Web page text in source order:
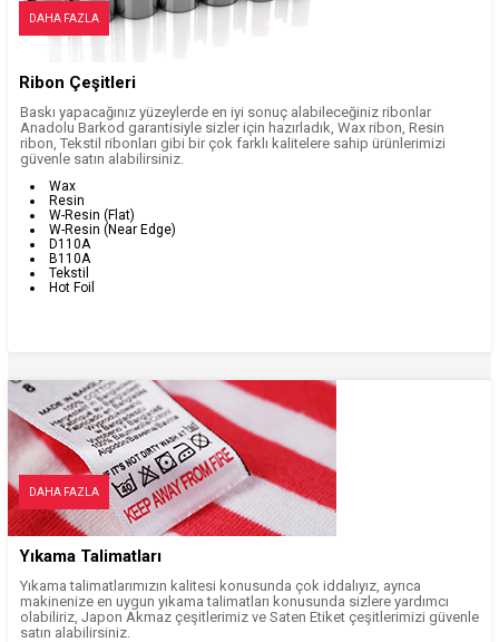
DAHA FAZLA
Ribon Çeşitleri
Baskı yapacağınız yüzeylerde en iyi sonuç alabileceğiniz ribonlar
Anadolu Barkod garantisiyle sizler için hazırladık, Wax ribon, Resin
ribon, Tekstil ribonları gibi bir çok farklı kalitelere sahip ürünlerimizi
güvenle satın alabilirsiniz.
Wax
Resin
W-Resin (Flat)
W-Resin (Near Edge)
D110A
B110A
Tekstil
Hot Foil
DAHA FAZLA
Yıkama Talimatları
Yıkama talimatlarımızın kalitesi konusunda çok iddalıyız, ayrıca
makinenize en uygun yıkama talimatları konusunda sizlere yardımcı
olabiliriz, Japon Akmaz çeşitlerimiz ve Saten Etiket çeşitlerimizi güvenle
satın alabilirsiniz.